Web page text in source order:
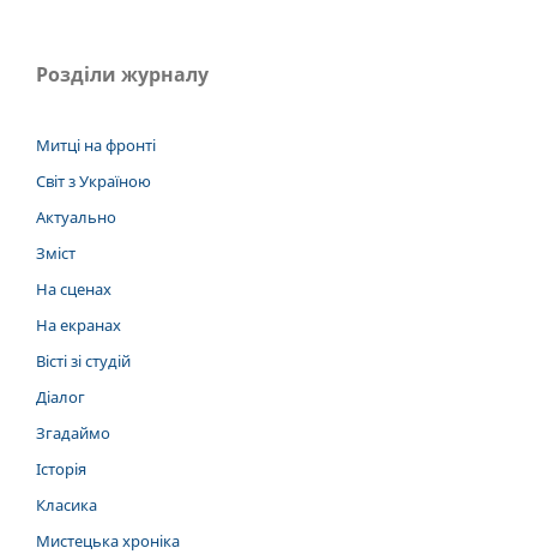
Розділи журналу
Митці на фронті
Світ з Україною
Актуально
Зміст
На сценах
На екранах
Вісті зі студій
Діалог
Згадаймо
Історія
Класика
Мистецька хроніка